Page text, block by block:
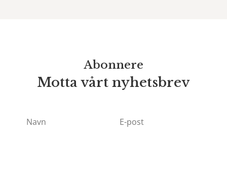
Abonnere
Motta vårt nyhetsbrev